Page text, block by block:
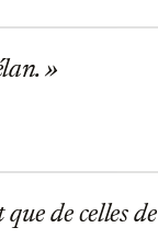
de celles de